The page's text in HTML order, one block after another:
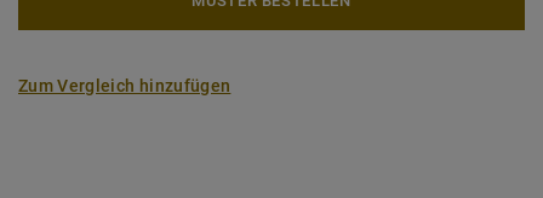
Zum Vergleich hinzufügen